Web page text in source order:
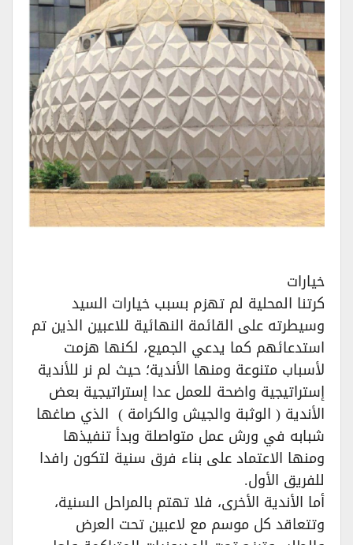
خيارات‏
كرتنا المحلية لم تهزم بسبب خيارات السيد
وسيطرته على القائمة النهائية للاعبين الذين تم
استدعائهم كما يدعي الجميع، لكنها هزمت
لأسباب متنوعة ومنها الأندية؛ حيث لم نر للأندية
إستراتيجية واضحة للعمل عدا إستراتيجية بعض
الأندية ( الوثبة والجيش والكرامة ) الذي صاغها
شبابه في ورش عمل متواصلة وبدأ تنفيذها
ومنها الاعتماد على بناء فرق سنية لتكون رافدا
للفريق الأول.‏
أما الأندية الأخرى، فلا تهتم بالمراحل السنية،
وتتعاقد كل موسم مع لاعبين تحت العرض